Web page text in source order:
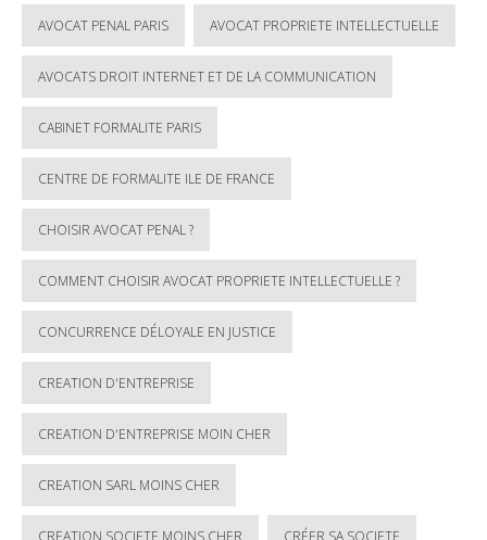
AVOCAT PENAL PARIS AVOCAT PROPRIETE INTELLECTUELLE
AVOCATS DROIT INTERNET ET DE LA COMMUNICATION
CABINET FORMALITE PARIS
CENTRE DE FORMALITE ILE DE FRANCE
CHOISIR AVOCAT PENAL ?
COMMENT CHOISIR AVOCAT PROPRIETE INTELLECTUELLE ?
CONCURRENCE DÉLOYALE EN JUSTICE
CREATION D'ENTREPRISE
CREATION D'ENTREPRISE MOIN CHER
CREATION SARL MOINS CHER
CREATION SOCIETE MOINS CHER CRÉER SA SOCIETE